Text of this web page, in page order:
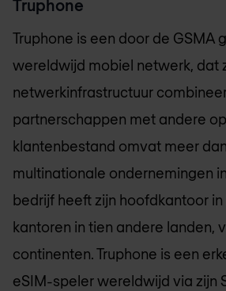
Truphone
Truphone is een door de GSMA
wereldwijd mobiel netwerk, dat
netwerkinfrastructuur
partnerschappen met andere
klantenbestand omvat meer
multinationale ondernemingen
bedrijf heeft zijn hoofdkantoor
kantoren in tien andere landen,
continenten. Truphone is een
eSIM-speler wereldwijd via zijn